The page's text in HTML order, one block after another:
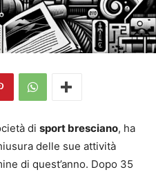
di sport bresciano, ha
delle sue attività
di quest’anno. Dopo 35